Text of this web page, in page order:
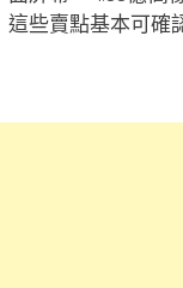
這些賣點基本可確